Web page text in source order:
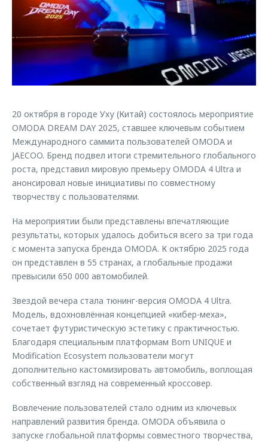
Страхование
Кредитный калькулятор
Аксессуары
Одежда и сувениры
Запчасти
Трейд-ин
Калькулятор трейд-ин
Клиентская поддержка
O&J Автоклуб
Клуб владельцев OMODA
Приложение O&J
Одежда и сувениры
Оригинальные аксессуары
Запчасти
Обратная связь
20 октября в городе Уху (Китай) состоялось мероприятие
OMODA DREAM DAY 2025, ставшее ключевым событием
Международного саммита пользователей OMODA и
JAECOO. Бренд подвел итоги стремительного глобального
роста, представил мировую премьеру OMODA 4 Ultra и
анонсировал новые инициативы по совместному
творчеству с пользователями.
На мероприятии были представлены впечатляющие
результаты, которых удалось добиться всего за три года
с момента запуска бренда OMODA. К октябрю 2025 года
он представлен в 55 странах, а глобальные продажи
превысили 650 000 автомобилей.
Звездой вечера стала тюнинг-версия OMODA 4 Ultra.
Модель, вдохновлённая концепцией «кибер-меха»,
сочетает футуристическую эстетику с практичностью.
Благодаря специальным платформам Born UNIQUE и
Modification Ecosystem пользователи могут
дополнительно кастомизировать автомобиль, воплощая
собственный взгляд на современный кроссовер.
Вовлечение пользователей стало одним из ключевых
направлений развития бренда. OMODA объявила о
запуске глобальной платформы совместного творчества,